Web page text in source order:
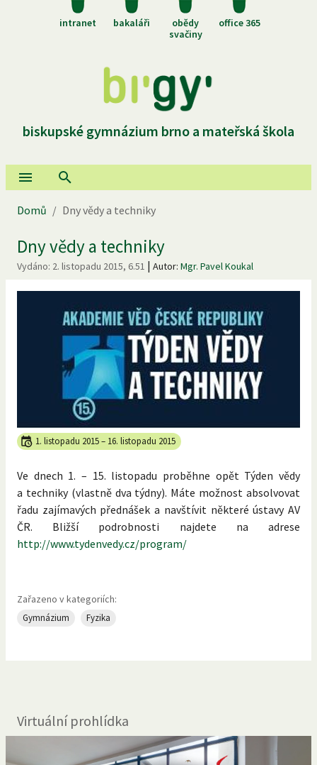
intranet bakaláři
obědy
svačiny
office 365
biskupské gymnázium brno a mateřská škola
Domů / Dny vědy a techniky
Dny vědy a techniky
Vydáno: 2. listopadu 2015, 6.51 | Autor: Mgr. Pavel Koukal
1. listopadu 2015– 16. listopadu 2015
Ve dnech 1. – 15. listopadu proběhne opět Týden vědy
a techniky (vlastně dva týdny). Máte možnost absolvovat
řadu zajímavých přednášek a navštívit některé ústavy AV
ČR. Bližší podrobnosti najdete na adrese
http://www.tydenvedy.cz/program/
Zařazeno v kategoriích:
Gymnázium Fyzika
Virtuální prohlídka